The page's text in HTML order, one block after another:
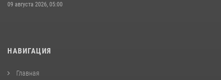
09 августа 2026, 05:00
НАВИГАЦИЯ
Главная